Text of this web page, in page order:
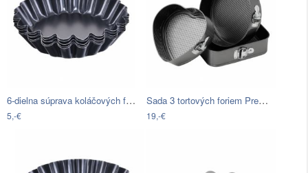
6-dielna súprava koláčových foriem na…
5,-€
Sada 3 tortových foriem Premier…
19,-€